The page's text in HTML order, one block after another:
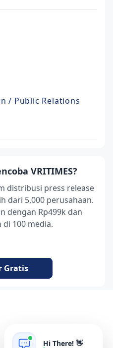
/ Public Relations
VRITIMES?
distribusi press release
dari 5,000 perusahaan.
dengan Rp499k dan
100 media.
Gratis
Hi There! 👋